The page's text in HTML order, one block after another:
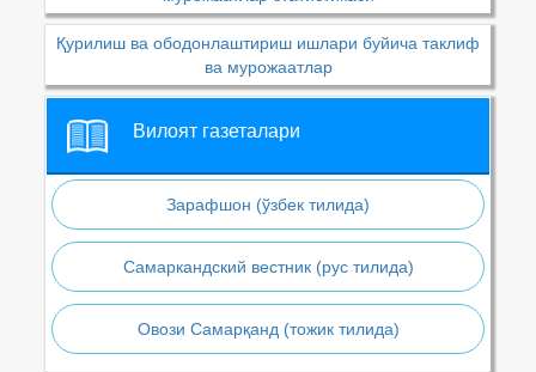
Қурилиш ва ободонлаштириш ишлари буйича таклиф
ва мурожаатлар
Вилоят газеталари
Зарафшон (ўзбек тилида)
Самаркандский вестник (рус тилида)
Овози Самарқанд (тожик тилида)